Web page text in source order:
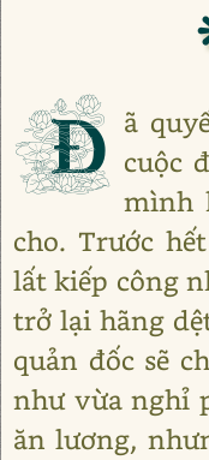
Đ ã
cuộc
mình
cho. Trước
lất kiếp công
trở lại hãng
quản đốc sẽ
như vừa nghỉ
ăn lương,